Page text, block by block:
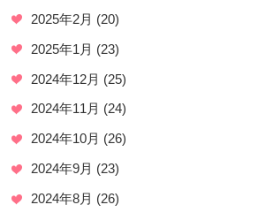
2025年2月 (20)
2025年1月 (23)
2024年12月 (25)
2024年11月 (24)
2024年10月 (26)
2024年9月 (23)
2024年8月 (26)